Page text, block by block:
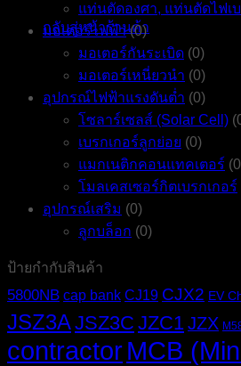
กลับสู่หน้าร้านค้า
แท่นตัดองศา, แท่นตัดไฟเ
มอเตอร์ไฟฟ้า (0)
มอเตอร์กันระเบิด (0)
มอเตอร์เหนี่ยวนำ (0)
อุปกรณ์ไฟฟ้าแรงดันต่ำ (0)
โซลาร์เซลส์ (Solar Cell)
เบรกเกอร์ลูกย่อย (0)
แมกเนติกคอนแทคเตอร์
โมลเคสเซอร์กิตเบรกเกอร์
อุปกรณ์เสริม (0)
ลูกบล็อก (0)
ป้ายกำกับสินค้า
5800NB cap bank CJ19 CJX2 EV
JSZ3AJSZ3C JZC1JZX
contractorMCB